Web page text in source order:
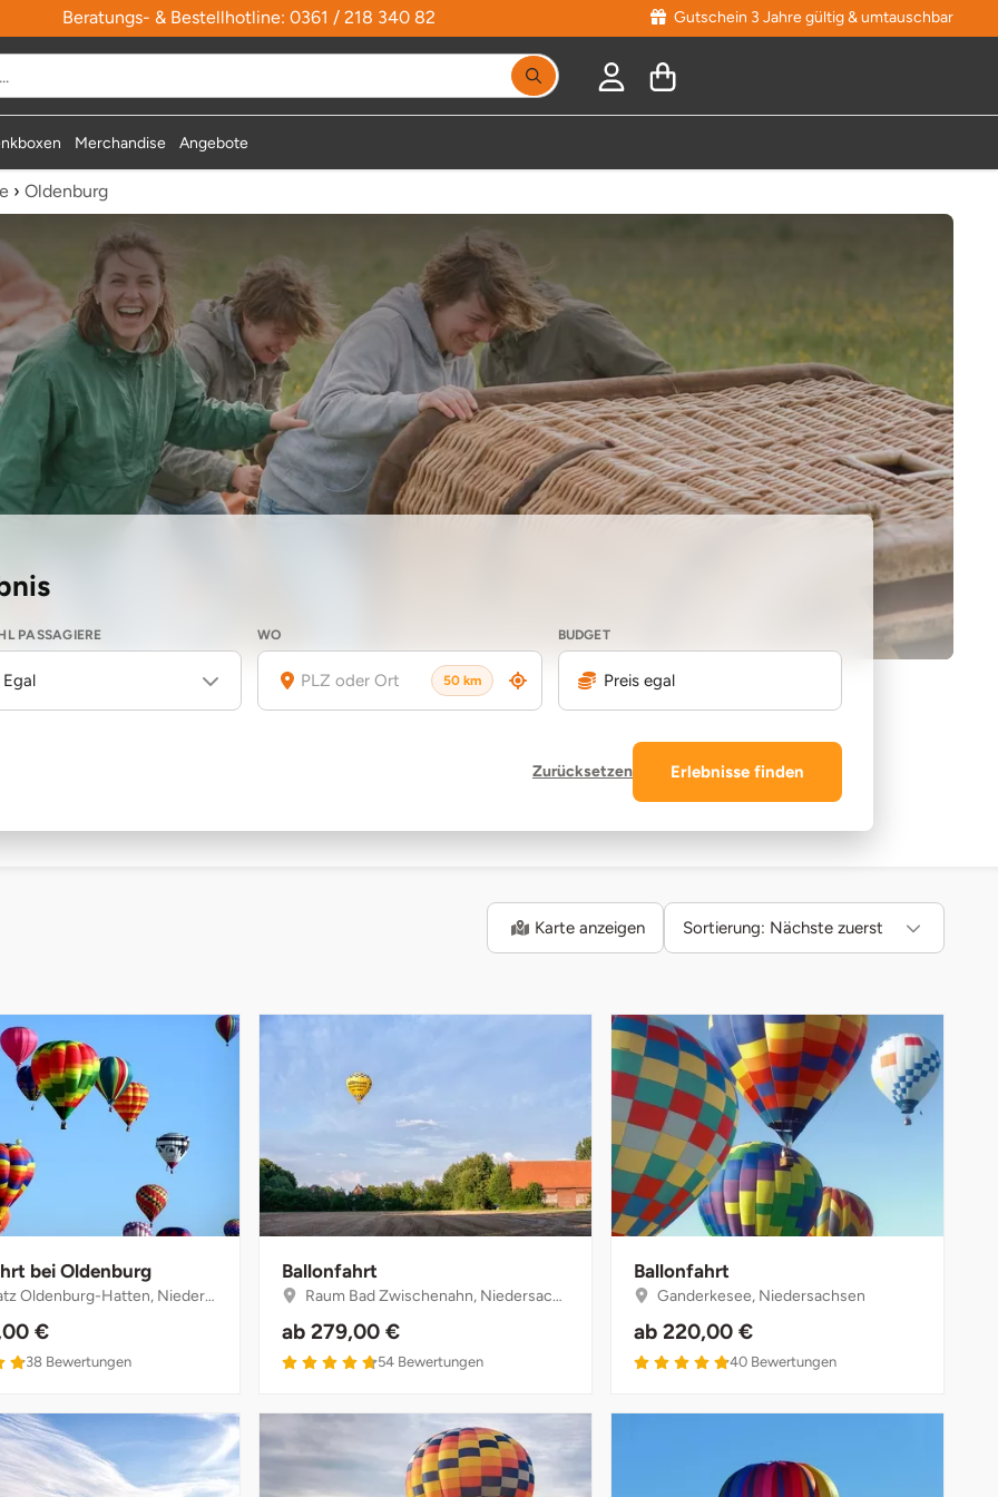
Beratungs- & Bestellhotline: 0361 / 218 340 82 Gutschein 3 Jahre gültig & umtauschbar
Suchbegriff eingeben, Vorschläge erscheinen
Merchandise Angebote
› Oldenburg
PASSAGIERE
Egal
WO
50 km
BUDGET
Preis egal
Zurücksetzen Erlebnisse finden
Karte anzeigen Sortierung: Nächste zuerst
bei Oldenburg
Oldenburg-Hatten, Niedersachsen
€
4.9 von 5
38 Bewertungen
Ballonfahrt
Raum Bad Zwischenahn, Niedersachsen
ab 279,00 €
4.7 von 5
54 Bewertungen
Ballonfahrt
Ganderkesee, Niedersachsen
ab 220,00 €
4.9 von 5
40 Bewertungen